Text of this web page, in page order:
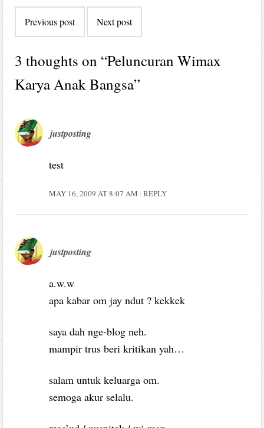
navigation
Previous post Next post
3 thoughts on “Peluncuran Wimax
Karya Anak Bangsa”
justposting
test
MAY 16, 2009 AT 8:07 AM REPLY
justposting
a.w.w
apa kabar om jay ndut ? kekkek
saya dah nge-blog neh.
mampir trus beri kritikan yah…
salam untuk keluarga om.
semoga akur selalu.